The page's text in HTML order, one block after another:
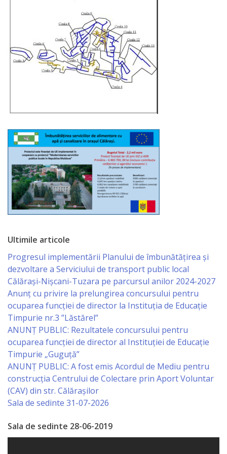
Serviciul
Juridic
Serviciul
Funciar
Serviciul
Relaţii
cu
Specialist
în
Construcţii,
Gospodărie
Comunală
şi
Drumuri
Specialist
în
Problemele
Antreprenoriat,
Ultimile articole
Progresul implementării Planului de îmbunătățirea și
dezvoltare a Serviciului de transport public local
Călărași-Nișcani-Tuzara pe parcursul anilor 2024-2027
Anunț cu privire la prelungirea concursului pentru
ocuparea funcţiei de director la Instituția de Educație
Timpurie nr.3 ”Lăstărel”
ANUNȚ PUBLIC: Rezultatele concursului pentru
ocuparea funcției de director al Instituției de Educație
Timpurie „Guguță”
ANUNȚ PUBLIC: A fost emis Acordul de Mediu pentru
construcția Centrului de Colectare prin Aport Voluntar
(CAV) din str. Călărașilor
Sala de sedinte 31-07-2026
Sala de sedinte 28-06-2019